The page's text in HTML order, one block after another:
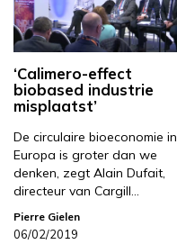
‘Calimero-effect
biobased industrie
misplaatst’
De circulaire bioeconomie in
Europa is groter dan we
denken, zegt Alain Dufait,
directeur van Cargill…
Pierre Gielen
06/02/2019